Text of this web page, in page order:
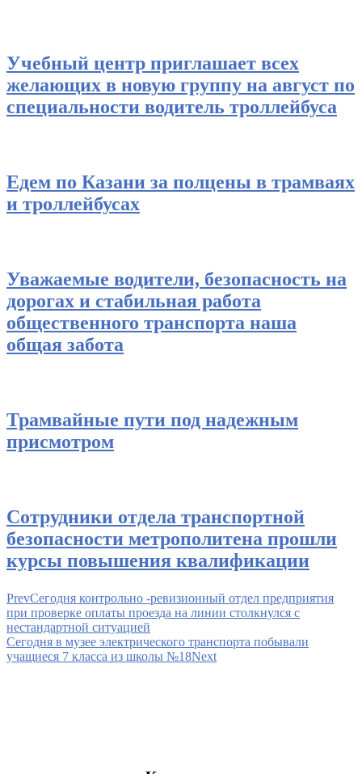
Учебный центр приглашает всех
желающих в новую группу на август по
специальности водитель троллейбуса
Едем по Казани за полцены в трамваях
и троллейбусах
Уважаемые водители, безопасность на
дорогах и стабильная работа
общественного транспорта наша
общая забота
Трамвайные пути под надежным
присмотром
Сотрудники отдела транспортной
безопасности метрополитена прошли
курсы повышения квалификации
PrevСегодня контрольно -ревизионный отдел предприятия
при проверке оплаты проезда на линии столкнулся с
нестандартной ситуацией
Сегодня в музее электрического транспорта побывали
учащиеся 7 класса из школы №18Next